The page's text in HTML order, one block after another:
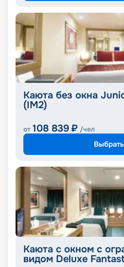
Каюта без окна
(IM2)
от 108 839 ₽ /чел
Выбрать
Каюта с окном с
видом Deluxe